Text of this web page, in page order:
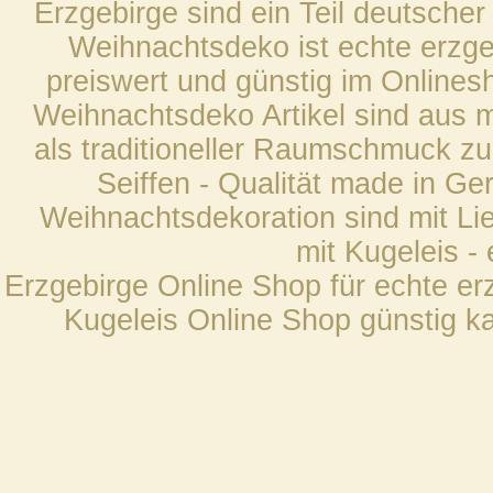
Erzgebirge sind ein Teil
Weihnachtsdeko ist echte
preiswert und günstig im
Weihnachtsdeko Artikel sind aus
als traditioneller Raumschmuck
Seiffen - Qualität made in
Weihnachtsdekoration sind mit
mit Kugeleis -
Erzgebirge Online Shop für echte
Kugeleis Online Shop günstig